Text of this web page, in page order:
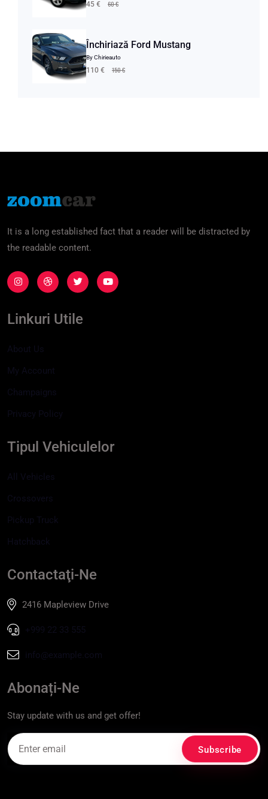
45 € 60 €
Închiriază Ford Mustang
By Chirieauto
110 € 150 €
It is a long established fact that a reader will be distracted by
the readable content.
Linkuri Utile
About Us
My Account
Champaigns
Privacy Policy
Tipul Vehiculelor
All Vehicles
Crossovers
Pickup Truck
Hatchback
Contactaţi-Ne
2416 Mapleview Drive
+999 22 33 555
info@example.com
Abonați-Ne
Stay update with us and get offer!